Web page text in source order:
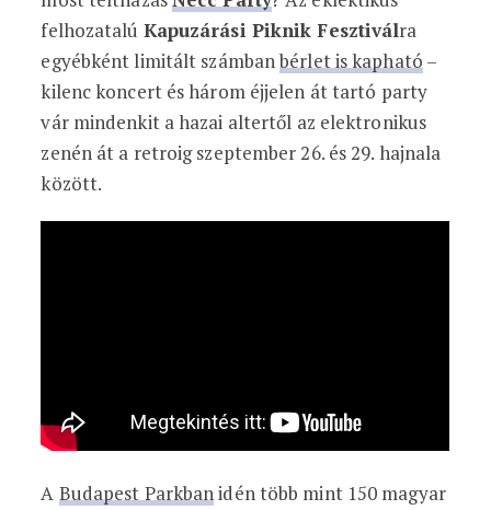
felhozatalú Kapuzárási Piknik Fesztiválra
egyébként limitált számbanbérlet is kapható –
kilenc koncert és három éjjelen át tartó party
vár mindenkit a hazai altertől az elektronikus
zenén át a retroig szeptember 26. és 29. hajnala
között.
A Budapest Parkbanidén több mint 150 magyar